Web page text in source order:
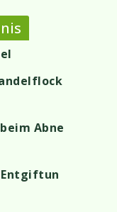
Abne
Entgiftun